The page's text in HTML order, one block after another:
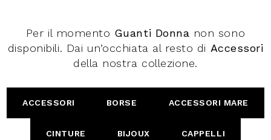
Per il momento Guanti Donna non sono
disponibili. Dai un’occhiata al resto di Accessori
della nostra collezione.
ACCESSORI BORSE ACCESSORI MARE
CINTURE BIJOUX CAPPELLI